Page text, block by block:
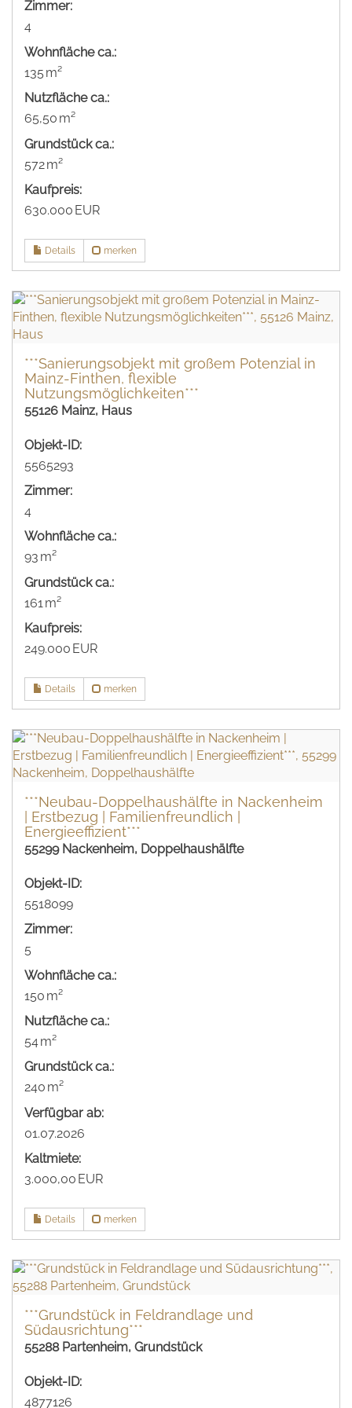
Zimmer:
4
Wohnfläche ca.:
135 m²
Nutzfläche ca.:
65,50 m²
Grund­stück ca.:
572 m²
Kaufpreis:
630.000 EUR
Details merken
***Sanierungsobjekt mit großem Potenzial in
Mainz-Finthen, flexible
Nutzungsmöglichkeiten***
55126 Mainz, Haus
Objekt-ID:
5565293
Zimmer:
4
Wohnfläche ca.:
93 m²
Grund­stück ca.:
161 m²
Kaufpreis:
249.000 EUR
Details merken
***Neubau-Doppelhaushälfte in Nackenheim
| Erstbezug | Familienfreundlich |
Energieeffizient***
55299 Nackenheim, Doppelhaushälfte
Objekt-ID:
5518099
Zimmer:
5
Wohnfläche ca.:
150 m²
Nutzfläche ca.:
54 m²
Grund­stück ca.:
240 m²
Verfügbar ab:
01.07.2026
Kaltmiete:
3.000,00 EUR
Details merken
***Grundstück in Feldrandlage und
Südausrichtung***
55288 Partenheim, Grundstück
Objekt-ID:
4877126